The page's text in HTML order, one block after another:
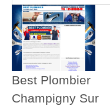
Best Plombier
Champigny Sur